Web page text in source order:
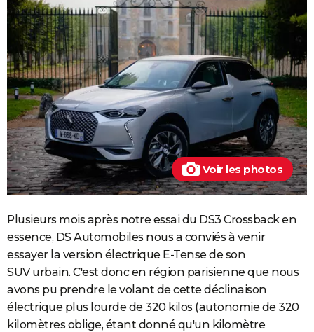
Voir les photos
Plusieurs mois après notre essai du DS3 Crossback en
essence, DS Automobiles nous a conviés à venir
essayer la version électrique E-Tense de son
SUV urbain. C'est donc en région parisienne que nous
avons pu prendre le volant de cette déclinaison
électrique plus lourde de 320 kilos (autonomie de 320
kilomètres oblige, étant donné qu'un kilomètre